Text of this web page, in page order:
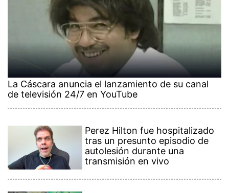
La Cáscara anuncia el lanzamiento de su canal
de televisión 24/7 en YouTube
Perez Hilton fue hospitalizado
tras un presunto episodio de
autolesión durante una
transmisión en vivo